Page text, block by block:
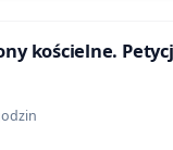
kościelne.